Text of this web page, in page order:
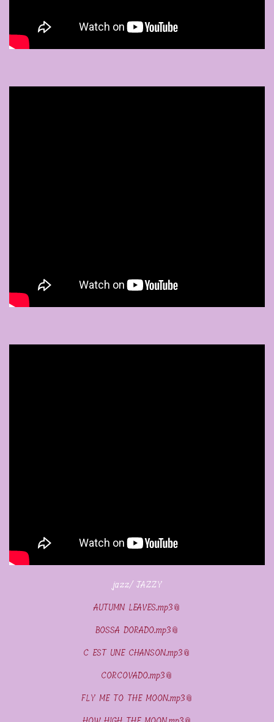
jazz/ JAZZY
AUTUMN LEAVES.mp3
BOSSA DORADO.mp3
C EST UNE CHANSON.mp3
CORCOVADO.mp3
FLY ME TO THE MOON.mp3